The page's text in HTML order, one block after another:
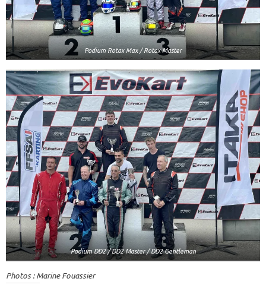
Podium Rotax Max / Rotax Master
Podium DD2 / DD2 Master / DD2 Gentleman
Photos : Marine Fouassier